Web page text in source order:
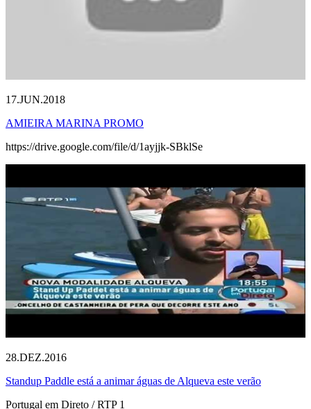
17.JUN.2018
AMIEIRA MARINA PROMO
https://drive.google.com/file/d/1ayjjk-SBklSe
28.DEZ.2016
Standup Paddle está a animar águas de Alqueva este verão
Portugal em Direto / RTP 1